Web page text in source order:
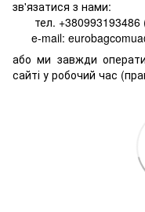
зв'язатися з нами:
тел. +380993193486
e-mail:
або ми завжди
сайті у робочий час